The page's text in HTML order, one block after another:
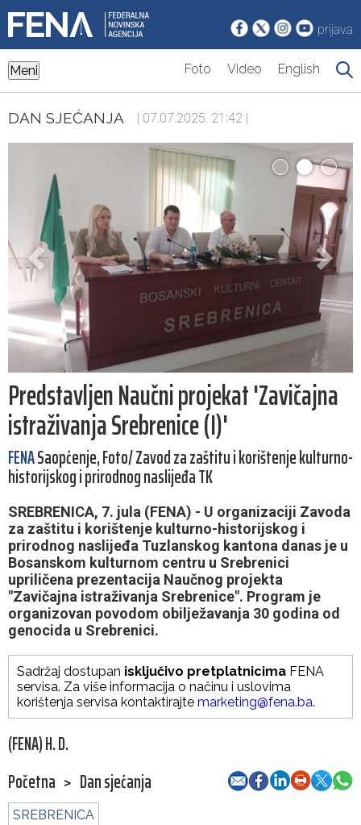
prijava
Meni Foto Video English
DAN SJEĆANJA | 07.07.2025. 21:42 |
Predstavljen Naučni projekat 'Zavičajna
istraživanja Srebrenice (I)'
FENASaopćenje, Foto/ Zavod za zaštitu i korištenje kulturno-
historijskog i prirodnog naslijeđa TK
SREBRENICA, 7. jula (FENA) - U organizaciji Zavoda
za zaštitu i korištenje kulturno-historijskog i
prirodnog naslijeđa Tuzlanskog kantona danas je u
Bosanskom kulturnom centru u Srebrenici
upriličena prezentacija Naučnog projekta
"Zavičajna istraživanja Srebrenice". Program je
organizovan povodom obilježavanja 30 godina od
genocida u Srebrenici.
Sadržaj dostupan isključivo pretplatnicima FENA
servisa. Za više informacija o načinu i uslovima
korištenja servisa kontaktirajte marketing@fena.ba.
(FENA) H. D.
Početna > Dan sjećanja
SREBRENICA